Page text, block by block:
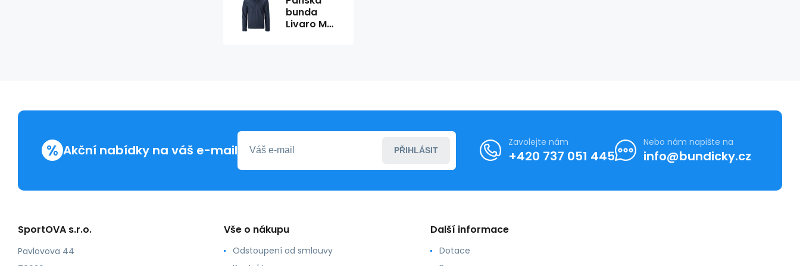
bunda
Livaro M
% Akční nabídky na váš e-mail PŘIHLÁSIT
Zavolejte nám
+420 737 051 445
Nebo nám napište na
info@bundicky.cz
SportOVA s.r.o.
Pavlovova 44
Vše o nákupu
Odstoupení od smlouvy
Další informace
Dotace